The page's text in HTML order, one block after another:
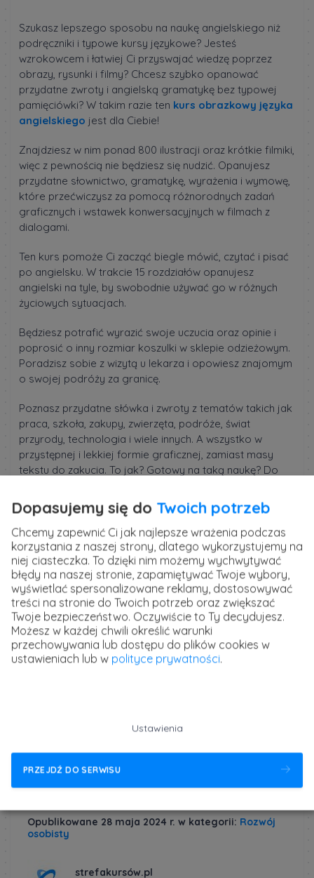
Szukasz lepszego sposobu na naukę angielskiego niż
podręczniki i typowe kursy językowe? Jesteś
wzrokowcem i łatwiej Ci przyswajać wiedzę poprzez
obrazy, rysunki i filmy? Chcesz szybko opanować
przydatne zwroty i angielską gramatykę bez typowej
pamięciówki? W takim razie ten kurs obrazkowy języka
angielskiego jest dla Ciebie!
Znajdziesz w nim ponad 800 ilustracji oraz krótkie filmiki,
więc z pewnością nie będziesz się nudzić. Opanujesz
przydatne słownictwo, gramatykę, wyrażenia i wymowę,
które przećwiczysz za pomocą różnorodnych zadań
graficznych i wstawek konwersacyjnych w filmach z
dialogami.
Ten kurs pomoże Ci zacząć biegle mówić, czytać i pisać
po angielsku. W trakcie 15 rozdziałów opanujesz
angielski na tyle, by swobodnie używać go w różnych
życiowych sytuacjach.
Będziesz potrafić wyrazić swoje uczucia oraz opinie i
poprosić o inny rozmiar koszulki w sklepie odzieżowym.
Poradzisz sobie z wizytą u lekarza i opowiesz znajomym
o swojej podróży za granicę.
Poznasz przydatne słówka i zwroty z tematów takich jak
praca, szkoła, zakupy, zwierzęta, podróże, świat
przyrody, technologia i wiele innych. A wszystko w
przystępnej i lekkiej formie graficznej, zamiast masy
tekstu do zakucia. To jak? Gotowy na taką naukę? Do
Szkolenie prowadziMarzena Malczyk, lektorka języka
angielskiego, która od 2018 roku zajmuje się
nauczaniem zarówno dzieci, jak i dorosłych. Autorka
kursu w swoich lekcjach stawia na dużą ilość materiałów
graficznych, dzięki którym uczniowie szybciej robią
postępy, a nauka sprawia im więcej frajdy.
Kurs Obrazkowy języka angielskiego - nauka
metodą wizualną
się prawdziwą przyjemnością.
Dowiedz się więcej
Opublikowane 28 maja 2024 r. w kategorii: Rozwój
osobisty
strefakursów.pl
Dopasujemy się do Twoich potrzeb
Chcemy zapewnić Ci jak najlepsze wrażenia podczas
korzystania z naszej strony, dlatego wykorzystujemy na
niej ciasteczka. To dzięki nim możemy wychwytywać
błędy na naszej stronie, zapamiętywać Twoje wybory,
wyświetlać spersonalizowane reklamy, dostosowywać
treści na stronie do Twoich potrzeb oraz zwiększać
Twoje bezpieczeństwo. Oczywiście to Ty decydujesz.
Możesz w każdej chwili określić warunki
przechowywania lub dostępu do plików cookies w
ustawieniach lub w polityce prywatności.
Ustawienia
PRZEJDŹ DO SERWISU